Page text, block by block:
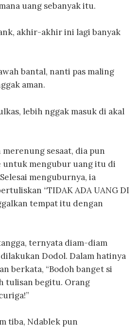
uang sebanyak itu.
akhir-akhir ini lagi banyak
bantal, nanti pas maling
aman.
lebih nggak masuk di akal
sesaat, dia pun
untuk mengubur uang itu di
menguburnya, ia
“TIDAK ADA UANG DI
tempat itu dengan
ternyata diam-diam
Dodol. Dalam hatinya
berkata, “Bodoh banget si
tulisan begitu. Orang
tiba, Ndablek pun